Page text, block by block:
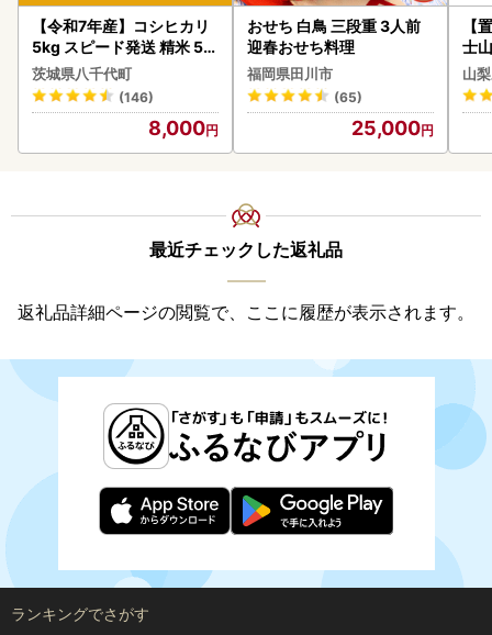
【令和7年産】コシヒカリ
5kg スピード発送 精米 5k
g x 1袋 白米 茨城県 八千代
町
茨城県八千代町
(146)
8,000
おせち 白鳥 三段重 3人前
迎春おせち料理
福岡県田川市
(65)
25,000
【
士
山
最近チェックした返礼品
返礼品詳細ページの閲覧で、ここに履歴が表示されます。
ランキングでさがす